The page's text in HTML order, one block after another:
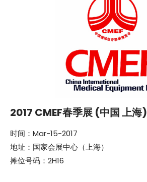
2017 CMEF春季展 (中国 上海)
时间：Mar-15-2017
地址：国家会展中心（上海）
摊位号码：2H16